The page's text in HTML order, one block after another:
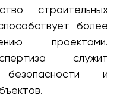
строительных
более
проектами.
служит
и